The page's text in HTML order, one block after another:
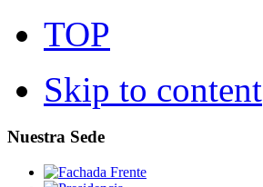
TOP
Skip to content
Nuestra Sede